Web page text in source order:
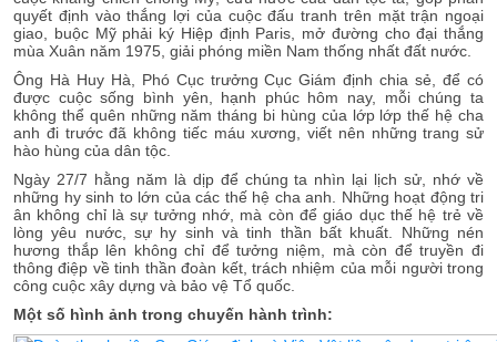
quyết định vào thắng lợi của cuộc đấu tranh trên mặt trận ngoại
giao, buộc Mỹ phải ký Hiệp định Paris, mở đường cho đại thắng
mùa Xuân năm 1975, giải phóng miền Nam thống nhất đất nước.
Ông Hà Huy Hà, Phó Cục trưởng Cục Giám định chia sẻ, để có
được cuộc sống bình yên, hạnh phúc hôm nay, mỗi chúng ta
không thể quên những năm tháng bi hùng của lớp lớp thế hệ cha
anh đi trước đã không tiếc máu xương, viết nên những trang sử
hào hùng của dân tộc.
Ngày 27/7 hằng năm là dịp để chúng ta nhìn lại lịch sử, nhớ về
những hy sinh to lớn của các thế hệ cha anh. Những hoạt động tri
ân không chỉ là sự tưởng nhớ, mà còn để giáo dục thế hệ trẻ về
lòng yêu nước, sự hy sinh và tinh thần bất khuất. Những nén
hương thắp lên không chỉ để tưởng niệm, mà còn để truyền đi
thông điệp về tinh thần đoàn kết, trách nhiệm của mỗi người trong
công cuộc xây dựng và bảo vệ Tổ quốc.
Một số hình ảnh trong chuyến hành trình: